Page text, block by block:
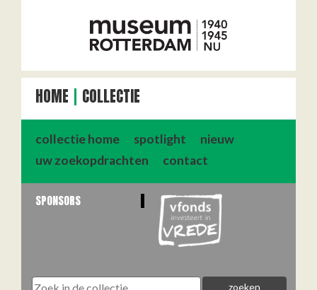
HOME COLLECTIE
collectie home spotlight
nieuw
uw zoekopdrachten
contact
SPONSORS